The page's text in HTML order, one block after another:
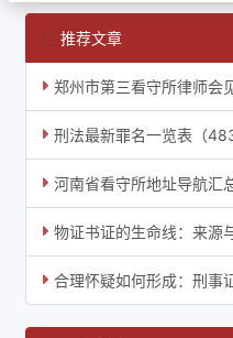
推荐文章
郑州市第三看守所律师会
刑法最新罪名一览表（483
河南省看守所地址导航汇
物证书证的生命线：来源
合理怀疑如何形成：刑事